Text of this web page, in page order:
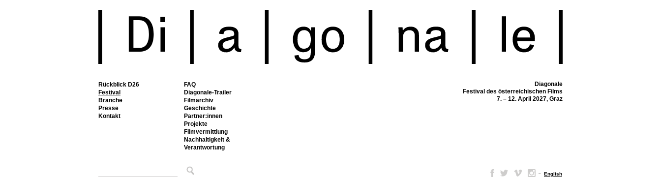
Rückblick D26
Festival
FAQ
Diagonale-Trailer
Filmarchiv
Geschichte
Partner:innen
Projekte
Filmvermittlung
Nachhaltigkeit &
Verantwortung
Branche
Presse
Kontakt
Diagonale
Festival des österreichischen Films
7. – 12. April 2027, Graz
– English